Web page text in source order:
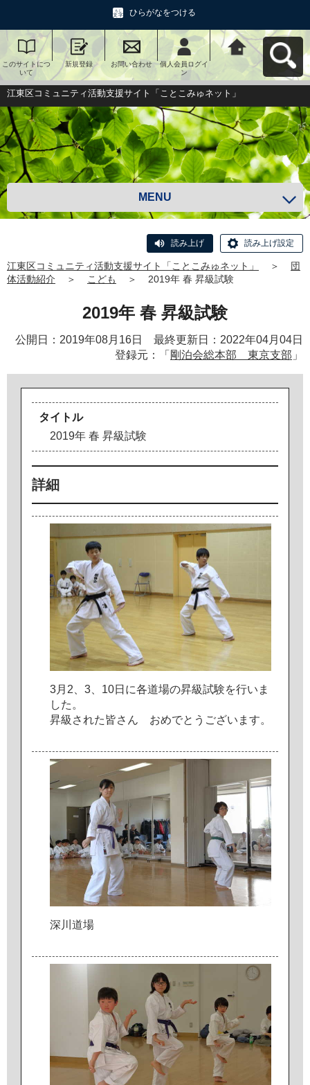
ひらがなをつける
このサイトにつ
いて
新規登録 お問い合わせ
個人会員ログイ
ン
江東区コミュニ
ティ活動支援サ
イト「ことこみ
ゅネット」へ戻
る
江東区コミュニティ活動支援サイト「ことこみゅネット」
MENU
読み上げ 読み上げ設定
江東区コミュニティ活動支援サイト「ことこみゅネット」 ＞
団
体活動紹介
＞ こども ＞ 2019年 春 昇級試験
2019年 春 昇級試験
公開日：2019年08月16日 最終更新日：2022年04月04日
登録元：「 剛泊会総本部 東京支部 」
タイトル
2019年 春 昇級試験
詳細
3月 2 3 10日 に各道場の昇級試験を行い ま
した 。
昇級 さ れた皆さ ん おめでと う ござい ま す。
深 川 道場